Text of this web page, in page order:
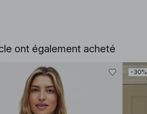
ont également acheté
-30%